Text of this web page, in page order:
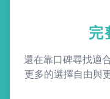
完
還在靠口碑尋找適
更多的選擇自由與